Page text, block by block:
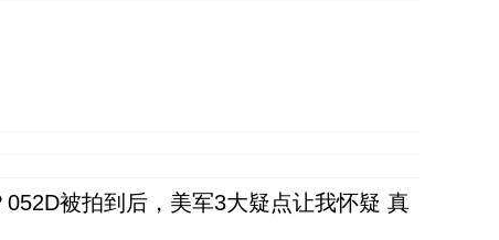
被拍到后，美军3大疑点让我怀疑 真